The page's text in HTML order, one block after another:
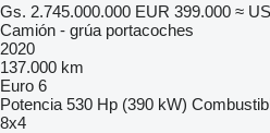
Gs. 2.745.000.000 EUR 399.000 ≈
Camión - grúa portacoches
2020
137.000 km
Euro 6
Potencia 530 Hp (390 kW)
8x4